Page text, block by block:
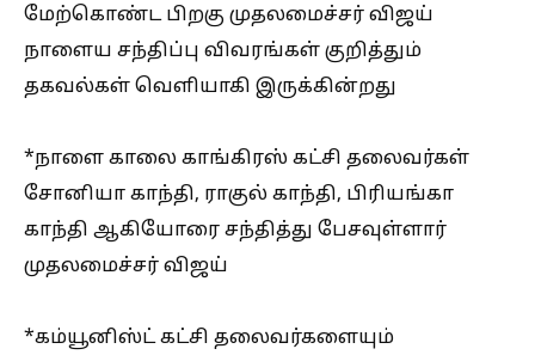
மேற்கொண்ட பிறகு முதலமைச்சர் விஜய்
நாளைய சந்திப்பு விவரங்கள் குறித்தும்
தகவல்கள் வெளியாகி இருக்கின்றது
*நாளை காலை காங்கிரஸ் கட்சி தலைவர்கள்
சோனியா காந்தி, ராகுல் காந்தி, பிரியங்கா
காந்தி ஆகியோரை சந்தித்து பேசவுள்ளார்
முதலமைச்சர் விஜய்
*கம்யூனிஸ்ட் கட்சி தலைவர்களையும்